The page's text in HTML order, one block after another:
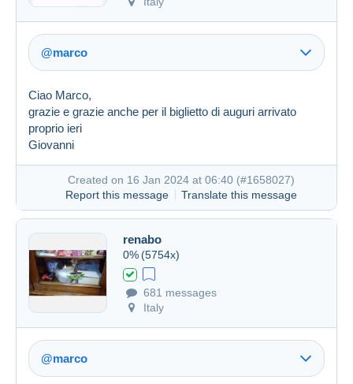
@marco
Link (https)
Created on 16 Jan 2024 at 06:35
Ciao Marco,
grazie e grazie anche per il biglietto di auguri arrivato
proprio ieri
Giovanni
Created on 16 Jan 2024 at 06:40 (#1658027)
Report this message
Translate this message
renabo
0% (5754x)
681 messages
Italy
@marco